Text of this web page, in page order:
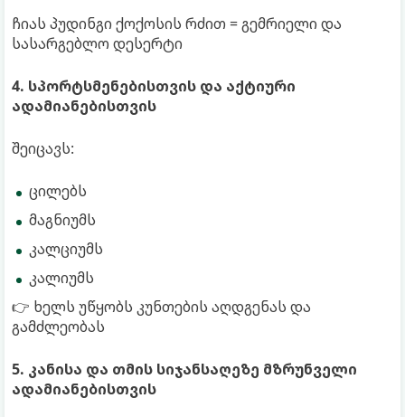
ჩიას პუდინგი ქოქოსის რძით = გემრიელი და
სასარგებლო დესერტი
4. სპორტსმენებისთვის და აქტიური
ადამიანებისთვის
შეიცავს:
ცილებს
მაგნიუმს
კალციუმს
კალიუმს
👉 ხელს უწყობს კუნთების აღდგენას და
გამძლეობას
5. კანისა და თმის სიჯანსაღეზე მზრუნველი
ადამიანებისთვის